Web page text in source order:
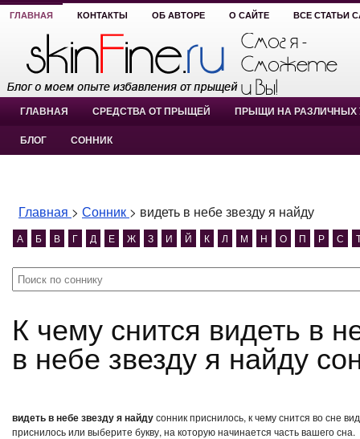
ГЛАВНАЯ КОНТАКТЫ ОБ АВТОРЕ О САЙТЕ ВСЕ СТАТЬИ
ГЛАВНАЯ СРЕДСТВА ОТ ПРЫЩЕЙ ПРЫЩИ НА РАЗЛИЧНЫХ
БЛОГ СОННИК
Главная > Сонник > видеть в небе звезду я найду
А Б В Г Д Е Ж З И Й К Л М Н О П Р С
К чему снится видеть в небе звезду я найду? видеть
в небе звезду я найду
видеть в небе звезду я найдусонник приснилось, к чему снится во сне
приснилось или выберите букву, на которую начинается часть вашего сна.